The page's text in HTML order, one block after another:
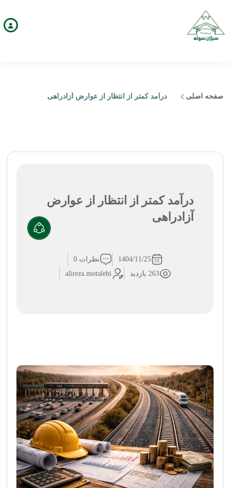
صفحه اصلی درآمد کمتر از انتظار از عوارض آزادراهی
درآمد کمتر از انتظار از عوارض
آزادراهی
1404/11/25
نظرات 0
263 بازدید
alireza.motalebi